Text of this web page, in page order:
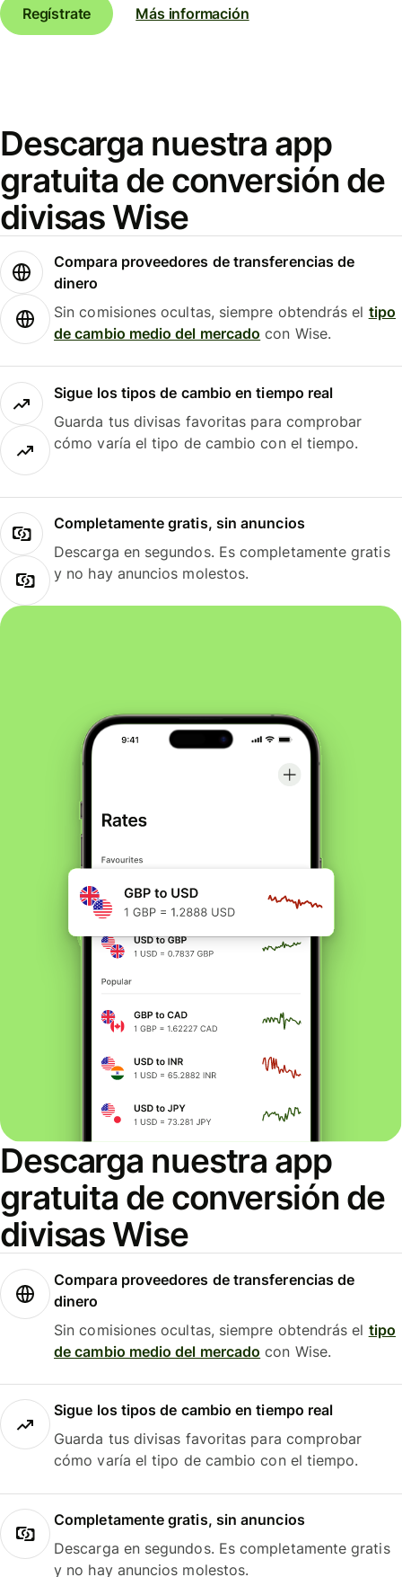
Regístrate
Más información
Descarga nuestra app
gratuita de conversión de
divisas Wise
Compara proveedores de transferencias de
dinero
Sin comisiones ocultas, siempre obtendrás el tipo
de cambio medio del mercado con Wise.
Sigue los tipos de cambio en tiempo real
Guarda tus divisas favoritas para comprobar
cómo varía el tipo de cambio con el tiempo.
Completamente gratis, sin anuncios
Descarga en segundos. Es completamente gratis
y no hay anuncios molestos.
Descarga nuestra app
gratuita de conversión de
divisas Wise
Compara proveedores de transferencias de
dinero
Sin comisiones ocultas, siempre obtendrás el tipo
de cambio medio del mercado con Wise.
Sigue los tipos de cambio en tiempo real
Guarda tus divisas favoritas para comprobar
cómo varía el tipo de cambio con el tiempo.
Completamente gratis, sin anuncios
Descarga en segundos. Es completamente gratis
y no hay anuncios molestos.